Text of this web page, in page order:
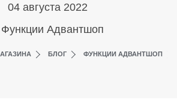
04 августа 2022
Функции Адвантшоп
БЛОГ ФУНКЦИИ АДВАНТШОП